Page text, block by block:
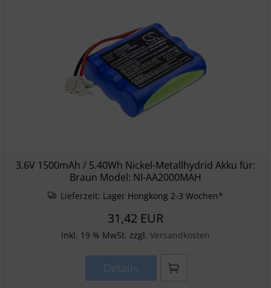
3.6V 1500mAh / 5.40Wh Nickel-Metallhydrid Akku für:
Braun Model: NI-AA2000MAH
Lieferzeit: Lager Hongkong 2-3 Wochen*
31,42 EUR
inkl. 19 % MwSt. zzgl. Versandkosten
Details